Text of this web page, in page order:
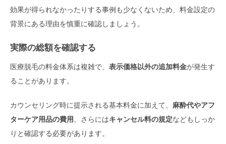
効果が得られなかったりする事例も少なくないため、料金設定の
背景にある理由を慎重に確認しましょう。
実際の総額を確認する
医療脱毛の料金体系は複雑で、 表示価格以外の追加料金が発生す
ることがあります。
カウンセリング時に提示される基本料金に加えて、 麻酔代やアフ
ターケア用品の費用 、さらにはキャンセル料の規定などもしっか
りと確認する必要があります。